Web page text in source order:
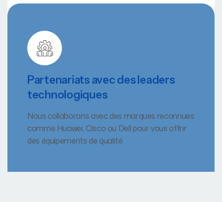
Partenariats avec des leaders
technologiques
Nous collaborons avec des marques reconnues
comme Huawei, Cisco ou Dell pour vous offrir
des équipements de qualité.